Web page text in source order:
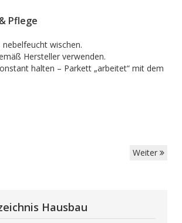
Pflege
wischen.
Hersteller verwenden.
halten – Parkett „arbeitet“ mit dem
Weiter
Hausbau